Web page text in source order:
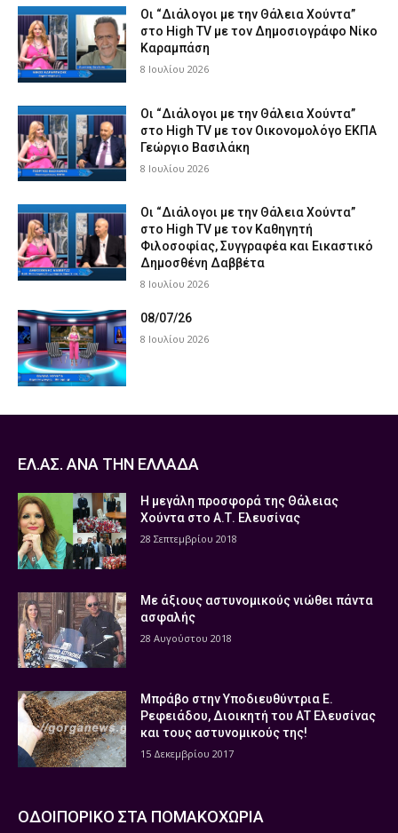
Οι “Διάλογοι με την Θάλεια Χούντα”
στο High TV με τον Δημοσιογράφο Νίκο
Καραμπάση
8 Ιουλίου 2026
Οι “Διάλογοι με την Θάλεια Χούντα”
στο High TV με τον Οικονομολόγο ΕΚΠΑ
Γεώργιο Βασιλάκη
8 Ιουλίου 2026
Οι “Διάλογοι με την Θάλεια Χούντα”
στο High TV με τον Καθηγητή
Φιλοσοφίας, Συγγραφέα και Εικαστικό
Δημοσθένη Δαββέτα
8 Ιουλίου 2026
08/07/26
8 Ιουλίου 2026
ΕΛ.ΑΣ. ΑΝΑ ΤΗΝ ΕΛΛΑΔΑ
Η μεγάλη προσφορά της Θάλειας
Χούντα στο Α.Τ. Ελευσίνας
28 Σεπτεμβρίου 2018
Με άξιους αστυνομικούς νιώθει πάντα
ασφαλής
28 Αυγούστου 2018
Μπράβο στην Υποδιευθύντρια Ε.
Ρεφειάδου, Διοικητή του ΑΤ Ελευσίνας
και τους αστυνομικούς της!
15 Δεκεμβρίου 2017
ΟΔΟΙΠΟΡΙΚΟ ΣΤΑ ΠΟΜΑΚΟΧΩΡΙΑ